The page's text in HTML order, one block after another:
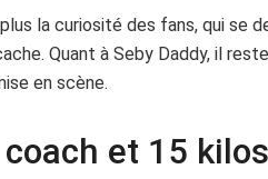
la curiosité des fans, qui se
Quant à Seby Daddy, il
en scène.
et 15